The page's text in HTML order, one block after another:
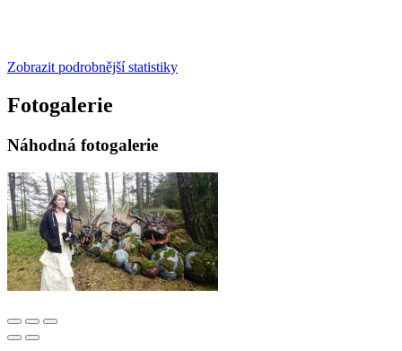
Zobrazit podrobnější statistiky
Fotogalerie
Náhodná fotogalerie